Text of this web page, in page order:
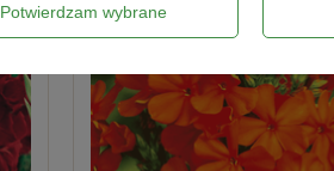
Potwierdzam wybrane